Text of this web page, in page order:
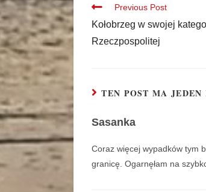
Previous Post
Kołobrzeg w swojej
Rzeczpospolitej
TEN POST MA JEDEN
Sasanka
Coraz więcej wypadków tym
granicę. Ogarnęłam na